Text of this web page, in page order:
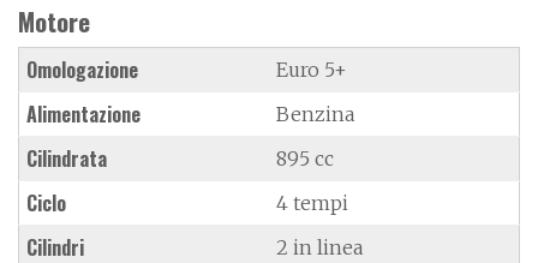
Motore
Omologazione Euro 5+
Alimentazione Benzina
Cilindrata 895 cc
Ciclo 4 tempi
Cilindri 2 in linea